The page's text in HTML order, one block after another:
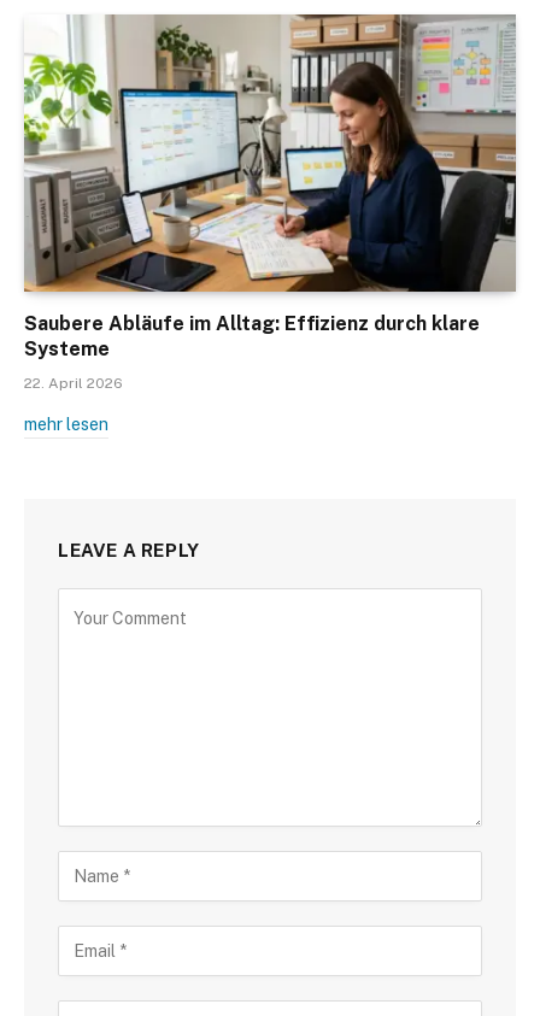
Saubere Abläufe im Alltag: Effizienz durch klare
Systeme
22. April 2026
mehr lesen
LEAVE A REPLY